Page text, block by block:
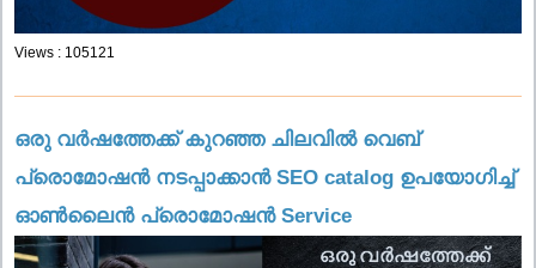
Views : 105121
ഒരു വർഷത്തേക്ക് കുറഞ്ഞ ചിലവിൽ വെബ്
പ്രൊമോഷൻ നടപ്പാക്കാൻ SEO catalog ഉപയോഗിച്ച്
ഓൺലൈൻ പ്രൊമോഷൻ Service